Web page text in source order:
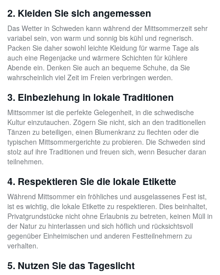
2. Kleiden Sie sich angemessen
Das Wetter in Schweden kann während der Mittsommerzeit sehr
variabel sein, von warm und sonnig bis kühl und regnerisch.
Packen Sie daher sowohl leichte Kleidung für warme Tage als
auch eine Regenjacke und wärmere Schichten für kühlere
Abende ein. Denken Sie auch an bequeme Schuhe, da Sie
wahrscheinlich viel Zeit im Freien verbringen werden.
3. Einbeziehung in lokale Traditionen
Mittsommer ist die perfekte Gelegenheit, in die schwedische
Kultur einzutauchen. Zögern Sie nicht, sich an den traditionellen
Tänzen zu beteiligen, einen Blumenkranz zu flechten oder die
typischen Mittsommergerichte zu probieren. Die Schweden sind
stolz auf ihre Traditionen und freuen sich, wenn Besucher daran
teilnehmen.
4. Respektieren Sie die lokale Etikette
Während Mittsommer ein fröhliches und ausgelassenes Fest ist,
ist es wichtig, die lokale Etikette zu respektieren. Dies beinhaltet,
Privatgrundstücke nicht ohne Erlaubnis zu betreten, keinen Müll in
der Natur zu hinterlassen und sich höflich und rücksichtsvoll
gegenüber Einheimischen und anderen Festteilnehmern zu
verhalten.
5. Nutzen Sie das Tageslicht